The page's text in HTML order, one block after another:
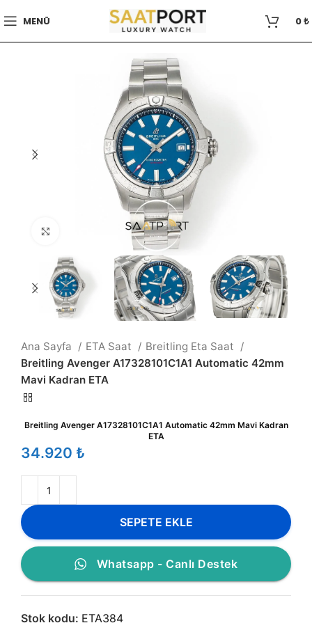
MENÜ 0₺
Büyütmek için tıklayın
Ana Sayfa ETA Saat
Breitling Eta Saat
Breitling Avenger A17328101C1A1 Automatic 42mm
Mavi Kadran ETA
Breitling Avenger A17328101C1A1 Automatic 42mm Mavi Kadran
ETA
₺
SEPETE EKLE
Whatsapp - Canlı Destek
Stok kodu: ETA384